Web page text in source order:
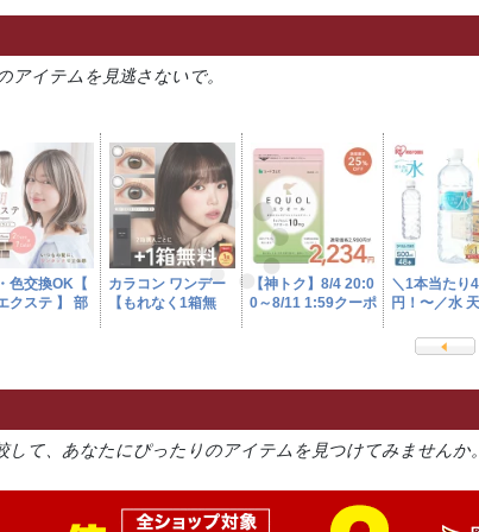
アイテムを見逃さないで。
して、あなたにぴったりのアイテムを見つけてみませんか。